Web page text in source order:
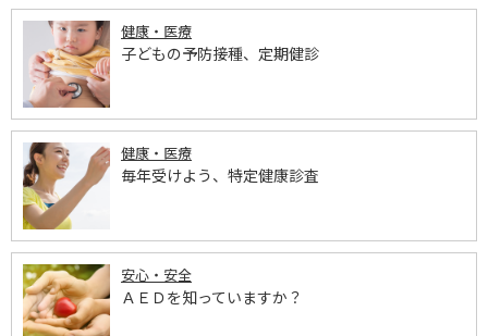
健康・医療
子どもの予防接種、定期健診
健康・医療
毎年受けよう、特定健康診査
安心・安全
ＡＥＤを知っていますか？